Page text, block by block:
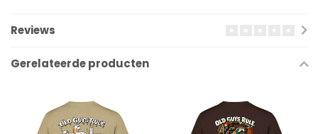
Reviews
Gerelateerde producten